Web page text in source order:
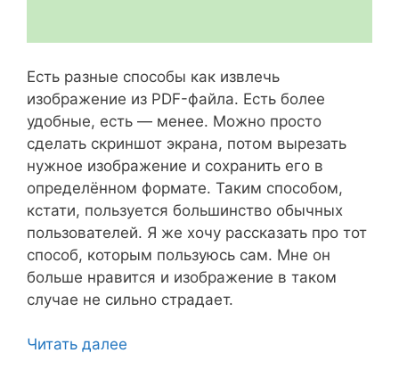
Есть разные способы как извлечь
изображение из PDF-файла. Есть более
удобные, есть — менее. Можно просто
сделать скриншот экрана, потом вырезать
нужное изображение и сохранить его в
определённом формате. Таким способом,
кстати, пользуется большинство обычных
пользователей. Я же хочу рассказать про тот
способ, которым пользуюсь сам. Мне он
больше нравится и изображение в таком
случае не сильно страдает.
Читать далее